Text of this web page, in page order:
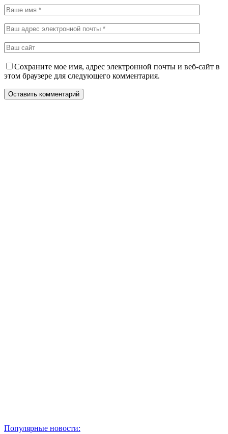
Сохраните мое имя, адрес электронной почты и веб-сайт в
этом браузере для следующего комментария.
Популярные новости: